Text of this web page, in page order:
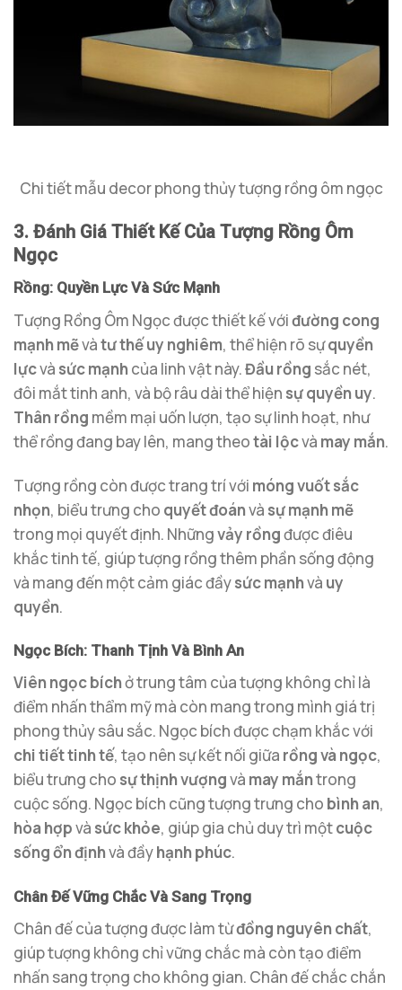
Chi tiết mẫu decor phong thủy tượng rồng ôm ngọc
3. Đánh Giá Thiết Kế Của Tượng Rồng Ôm
Ngọc
Rồng: Quyền Lực Và Sức Mạnh
Tượng Rồng Ôm Ngọc được thiết kế vớiđường cong
mạnh mẽvàtư thế uy nghiêm, thể hiện rõ sựquyền
lựcvà sức mạnhcủa linh vật này.Đầu rồng sắc nét,
đôi mắt tinh anh, và bộ râu dài thể hiện sự quyền uy.
Thân rồng mềm mại uốn lượn, tạo sự linh hoạt, như
thể rồng đang bay lên, mang theotài lộcvà may mắn.
Tượng rồng còn được trang trí với móng vuốt sắc
nhọn, biểu trưng cho quyết đoánvà sự mạnh mẽ
trong mọi quyết định. Nhữngvảy rồngđược điêu
khắc tinh tế, giúp tượng rồng thêm phần sống động
và mang đến một cảm giác đầysức mạnhvà uy
quyền.
Ngọc Bích: Thanh Tịnh Và Bình An
Viên ngọc bíchở trung tâm của tượng không chỉ là
điểm nhấn thẩm mỹ mà còn mang trong mình giá trị
phong thủy sâu sắc. Ngọc bích được chạm khắc với
chi tiết tinh tế, tạo nên sự kết nối giữa rồng và ngọc,
biểu trưng cho sự thịnh vượngvà may mắntrong
cuộc sống. Ngọc bích cũng tượng trưng cho bình an,
hòa hợpvà sức khỏe, giúp gia chủ duy trì mộtcuộc
sống ổn địnhvà đầyhạnh phúc.
Chân Đế Vững Chắc Và Sang Trọng
Chân đế của tượng được làm từđồng nguyên chất,
giúp tượng không chỉ vững chắc mà còn tạo điểm
nhấn sang trọng cho không gian. Chân đế chắc chắn